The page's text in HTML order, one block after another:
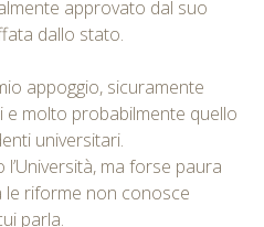
approvato dal suo
dallo stato.
appoggio, sicuramente
e molto probabilmente quello
universitari.
ma forse paura
le riforme non conosce
parla.